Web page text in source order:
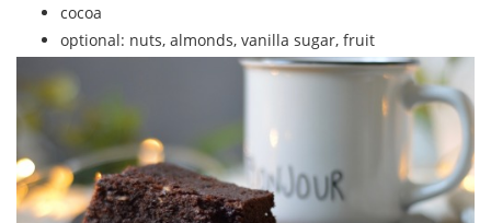
cocoa
optional: nuts, almonds, vanilla sugar, fruit